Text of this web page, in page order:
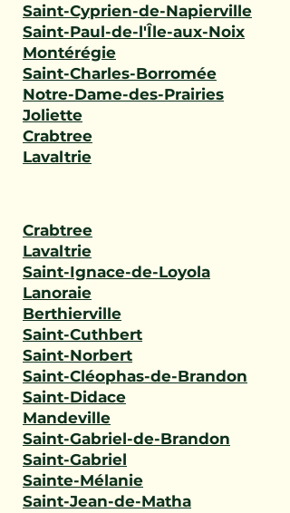
Saint-Cyprien-de-Napierville
Saint-Paul-de-l'Île-aux-Noix
Montérégie
Saint-Charles-Borromée
Notre-Dame-des-Prairies
Joliette
Crabtree
Lavaltrie
Crabtree
Lavaltrie
Saint-Ignace-de-Loyola
Lanoraie
Berthierville
Saint-Cuthbert
Saint-Norbert
Saint-Cléophas-de-Brandon
Saint-Didace
Mandeville
Saint-Gabriel-de-Brandon
Saint-Gabriel
Sainte-Mélanie
Saint-Jean-de-Matha